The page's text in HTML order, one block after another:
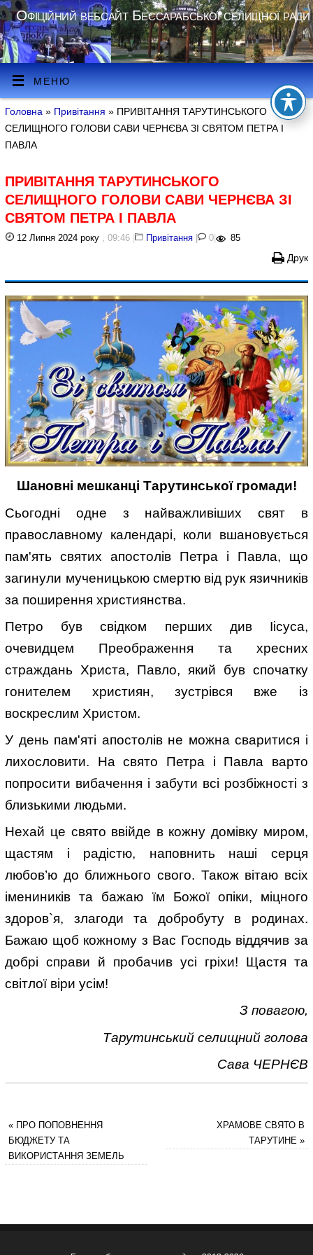
Офіційний вебсайт Бессарабської селищної ради
МЕНЮ
Головна » Привітання » ПРИВІТАННЯ ТАРУТИНСЬКОГО
СЕЛИЩНОГО ГОЛОВИ САВИ ЧЕРНЄВА ЗІ СВЯТОМ ПЕТРА І
ПАВЛА
ПРИВІТАННЯ ТАРУТИНСЬКОГО
СЕЛИЩНОГО ГОЛОВИ САВИ ЧЕРНЄВА ЗІ
СВЯТОМ ПЕТРА І ПАВЛА
12 Липня 2024 року , 09:46 | Привітання | 0 | 85
Друк
Шановні мешканці Тарутинської громади!
Сьогодні одне з найважливіших свят в
православному календарі, коли вшановується
пам'ять святих апостолів Петра і Павла, що
загинули мученицькою смертю від рук язичників
за поширення християнства.
Петро був свідком перших див Іісуса,
очевидцем Преображення та хресних
страждань Христа, Павло, який був спочатку
гонителем християн, зустрівся вже із
воскреслим Христом.
У день пам'яті апостолів не можна сваритися і
лихословити. На свято Петра і Павла варто
попросити вибачення і забути всі розбіжності з
близькими людьми.
Нехай це свято ввійде в кожну домівку миром,
щастям і радістю, наповнить наші серця
любов’ю до ближнього свого. Також вітаю всіх
імениників та бажаю їм Божої опіки, міцного
здоров`я, злагоди та добробуту в родинах.
Бажаю щоб кожному з Вас Господь віддячив за
добрі справи й пробачив усі гріхи! Щастя та
світлої віри усім!
З повагою,
Тарутинський селищний голова
Сава ЧЕРНЄВ
«ПРО ПОПОВНЕННЯ
БЮДЖЕТУ ТА
ВИКОРИСТАННЯ ЗЕМЕЛЬ
ХРАМОВЕ СВЯТО В
ТАРУТИНЕ»